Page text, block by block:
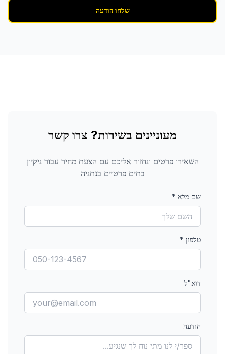
שלחו הודעה
מעוניינים בשירות? צרו קשר
השאירו פרטים ונחזור אליכם עם הצעת מחיר עבור ניקיון
בתים פרטיים בנתניה
שם מלא *
טלפון *
דוא"ל
הודעה